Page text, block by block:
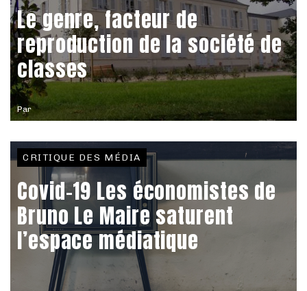
Par
Le genre, facteur de
reproduction de la société de
classes
CRITIQUE DES MÉDIA
Covid-19 Les économistes de
Bruno Le Maire saturent
l’espace médiatique